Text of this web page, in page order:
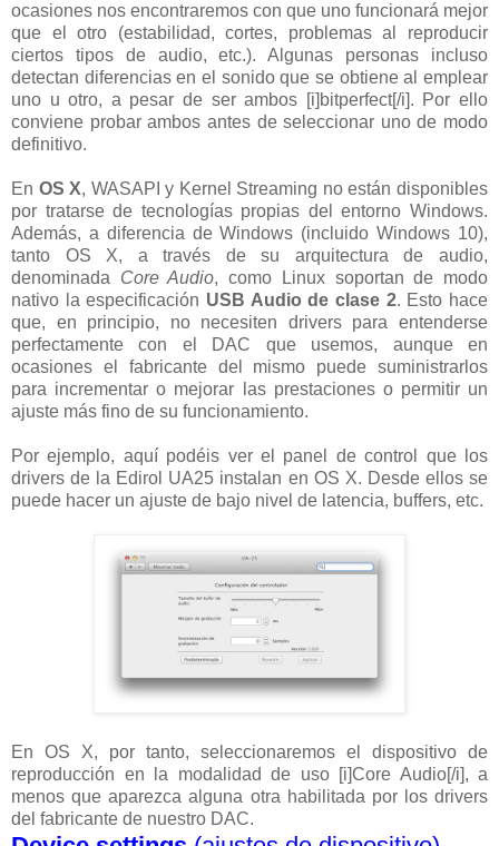
ocasiones nos encontraremos con que uno funcionará mejor
que el otro (estabilidad, cortes, problemas al reproducir
ciertos tipos de audio, etc.). Algunas personas incluso
detectan diferencias en el sonido que se obtiene al emplear
uno u otro, a pesar de ser ambos [i]bitperfect[/i]. Por ello
conviene probar ambos antes de seleccionar uno de modo
definitivo.
En OS X, WASAPI y Kernel Streaming no están disponibles
por tratarse de tecnologías propias del entorno Windows.
Además, a diferencia de Windows (incluido Windows 10),
tanto OS X, a través de su arquitectura de audio,
denominada Core Audio, como Linux soportan de modo
nativo la especificación USB Audio de clase 2. Esto hace
que, en principio, no necesiten drivers para entenderse
perfectamente con el DAC que usemos, aunque en
ocasiones el fabricante del mismo puede suministrarlos
para incrementar o mejorar las prestaciones o permitir un
ajuste más fino de su funcionamiento.
Por ejemplo, aquí podéis ver el panel de control que los
drivers de la Edirol UA25 instalan en OS X. Desde ellos se
puede hacer un ajuste de bajo nivel de latencia, buffers, etc.
En OS X, por tanto, seleccionaremos el dispositivo de
reproducción en la modalidad de uso [i]Core Audio[/i], a
menos que aparezca alguna otra habilitada por los drivers
del fabricante de nuestro DAC.